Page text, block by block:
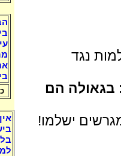
נגד
בגאולה הם
ישלמו!